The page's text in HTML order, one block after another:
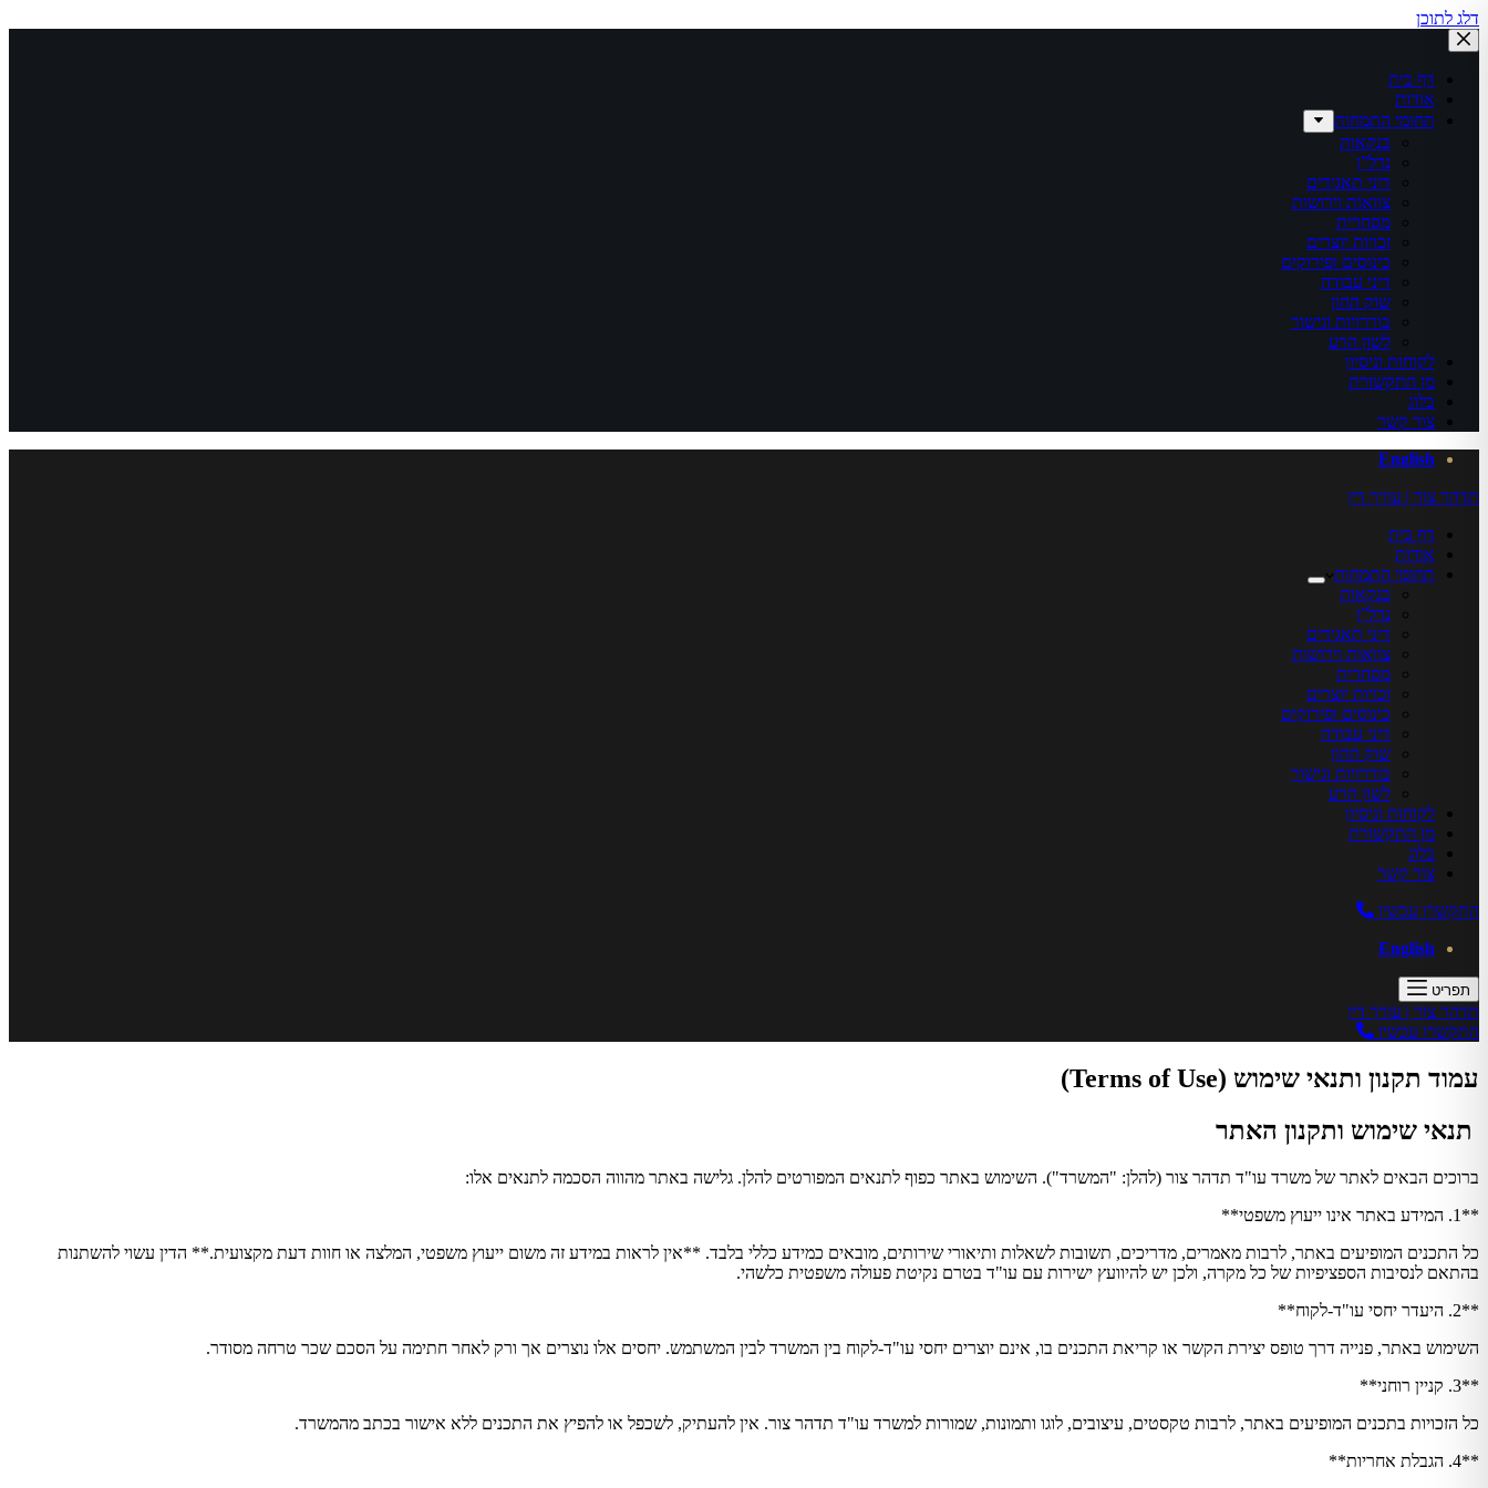
דלג לתוכן
דף בית
אודות
תחומי התמחות
בנקאות
נדל”ן
דיני תאגידים
צוואות וירושות
מסחרית
זכויות יוצרים
כינוסים ופירוקים
דיני עבודה
שוק ההון
בוררויות וגישור
לשון הרע
לקוחות וניסיון
מן התקשורת
בלוג
צור קשר
English
תדהר צור | עורך דין
דף בית
אודות
תחומי התמחות
בנקאות
נדל”ן
דיני תאגידים
צוואות וירושות
מסחרית
זכויות יוצרים
כינוסים ופירוקים
דיני עבודה
שוק ההון
בוררויות וגישור
לשון הרע
לקוחות וניסיון
מן התקשורת
בלוג
צור קשר
התקשרו עכשיו
English
תפריט
תדהר צור | עורך דין
התקשרו עכשיו
עמוד תקנון ותנאי שימוש (Terms of Use)
תנאי שימוש ותקנון האתר
ברוכים הבאים לאתר של משרד עו"ד תדהר צור (להלן: "המשרד"). השימוש באתר כפוף לתנאים המפורטים להלן. גלישה באתר מהווה הסכמה לתנאים אלו:
**1. המידע באתר אינו ייעוץ משפטי**
כל התכנים המופיעים באתר, לרבות מאמרים, מדריכים, תשובות לשאלות ותיאורי שירותים, מובאים כמידע כללי בלבד. **אין לראות במידע זה משום ייעוץ משפטי, המלצה או חוות דעת מקצועית.** הדין עשוי להשתנות
בהתאם לנסיבות הספציפיות של כל מקרה, ולכן יש להיוועץ ישירות עם עו"ד בטרם נקיטת פעולה משפטית כלשהי.
**2. היעדר יחסי עו"ד-לקוח**
השימוש באתר, פנייה דרך טופס יצירת הקשר או קריאת התכנים בו, אינם יוצרים יחסי עו"ד-לקוח בין המשרד לבין המשתמש. יחסים אלו נוצרים אך ורק לאחר חתימה על הסכם שכר טרחה מסודר.
**3. קניין רוחני**
כל הזכויות בתכנים המופיעים באתר, לרבות טקסטים, עיצובים, לוגו ותמונות, שמורות למשרד עו"ד תדהר צור. אין להעתיק, לשכפל או להפיץ את התכנים ללא אישור בכתב מהמשרד.
**4. הגבלת אחריות**